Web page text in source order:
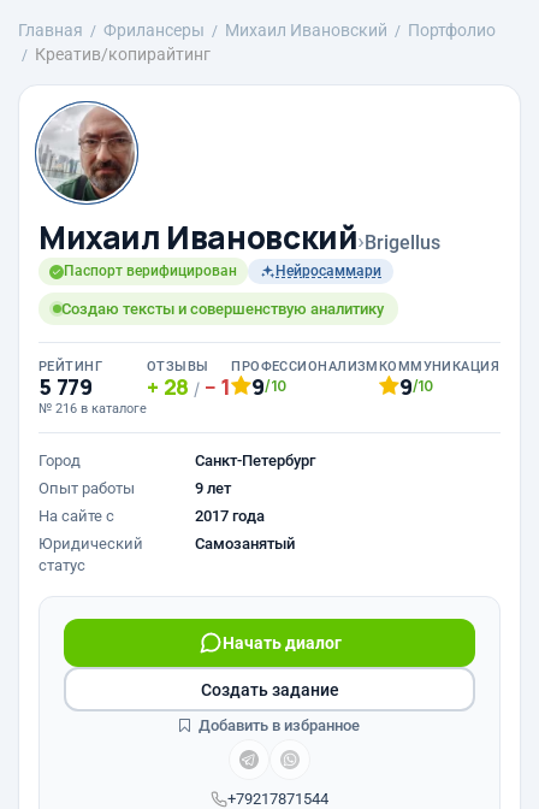
Главная Фрилансеры Михаил Ивановский
Портфолио
Креатив/копирайтинг
Михаил Ивановский›Brigellus
Паспорт верифицирован Нейросаммари
Создаю тексты и совершенствую аналитику
РЕЙТИНГ
5 779
№ 216 в каталоге
ОТЗЫВЫ
28 / 1
ПРОФЕССИОНАЛИЗМ
9/10
КОММУНИКАЦИЯ
9/10
Город
Санкт-Петербург
Опыт работы
9 лет
На сайте с
2017 года
Юридический
статус
Самозанятый
+79217871544
Начать диалог
Создать задание
Добавить в избранное